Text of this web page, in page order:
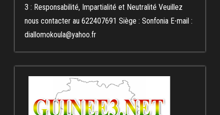
3 : Responsabilité, Impartialité et Neutralité Veuillez
nous contacter au 622407691 Siège : Sonfonia E-mail :
diallomokoula@yahoo.fr